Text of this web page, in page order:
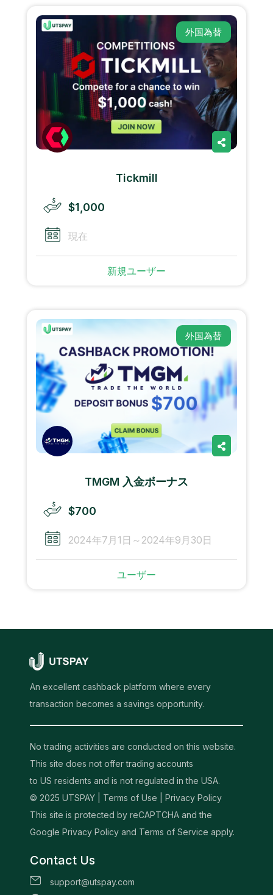
外国為替
Tickmill
$1,000
現在
新規ユーザー
外国為替
TMGM 入金ボーナス
$700
2024年7月1日～2024年9月30日
ユーザー
An excellent cashback platform where every
transaction becomes a savings opportunity.
No trading activities are conducted on this website.
This site does not offer trading accounts
to US residents and is not regulated in the USA.
© 2025 UTSPAY | Terms of Use
Privacy Policy
This site is protected by reCAPTCHA and the
Google Privacy Policy and Terms of Service apply.
Contact Us
support@utspay.com